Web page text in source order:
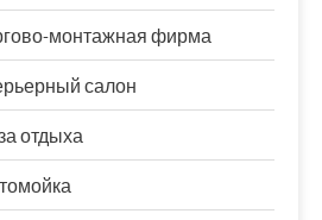
монтажная фирма
салон
отдыха